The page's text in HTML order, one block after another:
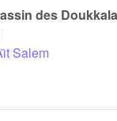
des
Salem